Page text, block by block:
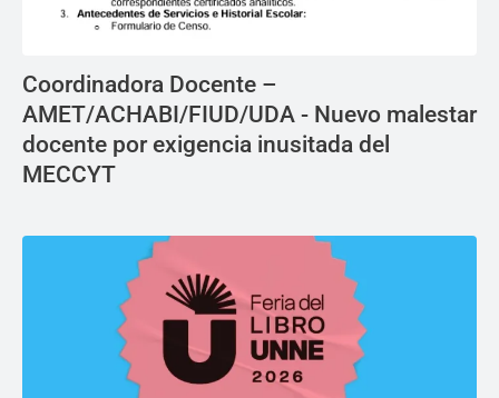
Coordinadora Docente –
AMET/ACHABI/FIUD/UDA - Nuevo malestar
docente por exigencia inusitada del
MECCYT